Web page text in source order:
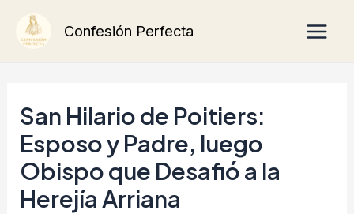
Confesión Perfecta
San Hilario de Poitiers:
Esposo y Padre, luego
Obispo que Desafió a la
Herejía Arriana